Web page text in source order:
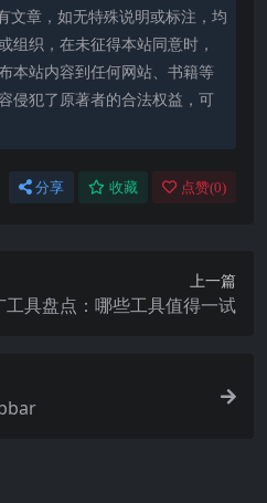
文章，如无特殊说明或标注，均
组织，在未征得本站同意时，
本站内容到任何网站、书籍等
侵犯了原著者的合法权益，可
分享 收藏 点赞(0)
上一篇
工具盘点：哪些工具值得一试